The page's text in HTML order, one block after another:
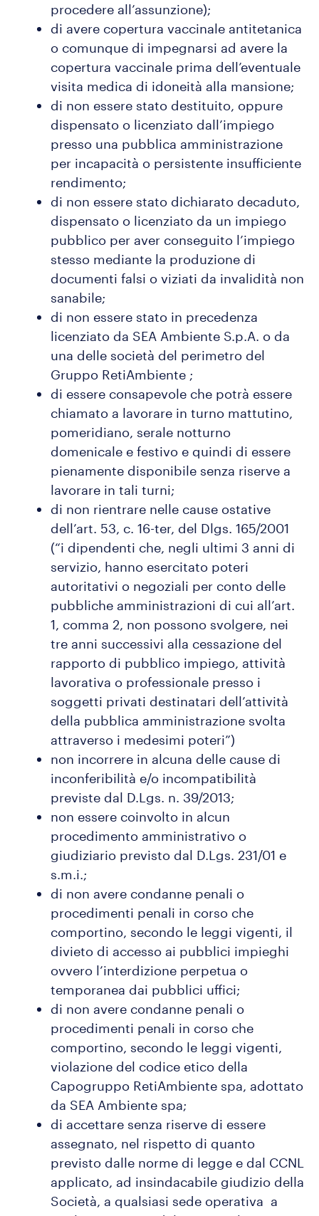
procedere all’assunzione);
di avere copertura vaccinale antitetanica
o comunque di impegnarsi ad avere la
copertura vaccinale prima dell’eventuale
visita medica di idoneità alla mansione;
di non essere stato destituito, oppure
dispensato o licenziato dall’impiego
presso una pubblica amministrazione
per incapacità o persistente insufficiente
rendimento;
di non essere stato dichiarato decaduto,
dispensato o licenziato da un impiego
pubblico per aver conseguito l’impiego
stesso mediante la produzione di
documenti falsi o viziati da invalidità non
sanabile;
di non essere stato in precedenza
licenziato da SEA Ambiente S.p.A. o da
una delle società del perimetro del
Gruppo RetiAmbiente ;
di essere consapevole che potrà essere
chiamato a lavorare in turno mattutino,
pomeridiano, serale notturno
domenicale e festivo e quindi di essere
pienamente disponibile senza riserve a
lavorare in tali turni;
di non rientrare nelle cause ostative
dell’art. 53, c. 16-ter, del Dlgs. 165/2001
(“i dipendenti che, negli ultimi 3 anni di
servizio, hanno esercitato poteri
autoritativi o negoziali per conto delle
pubbliche amministrazioni di cui all’art.
1, comma 2, non possono svolgere, nei
tre anni successivi alla cessazione del
rapporto di pubblico impiego, attività
lavorativa o professionale presso i
soggetti privati destinatari dell’attività
della pubblica amministrazione svolta
attraverso i medesimi poteri”)
non incorrere in alcuna delle cause di
inconferibilità e/o incompatibilità
previste dal D.Lgs. n. 39/2013;
non essere coinvolto in alcun
procedimento amministrativo o
giudiziario previsto dal D.Lgs. 231/01 e
s.m.i.;
di non avere condanne penali o
procedimenti penali in corso che
comportino, secondo le leggi vigenti, il
divieto di accesso ai pubblici impieghi
ovvero l’interdizione perpetua o
temporanea dai pubblici uffici;
di non avere condanne penali o
procedimenti penali in corso che
comportino, secondo le leggi vigenti,
violazione del codice etico della
Capogruppo RetiAmbiente spa, adottato
da SEA Ambiente spa;
di accettare senza riserve di essere
assegnato, nel rispetto di quanto
previsto dalle norme di legge e dal CCNL
applicato, ad insindacabile giudizio della
Società, a qualsiasi sede operativa a